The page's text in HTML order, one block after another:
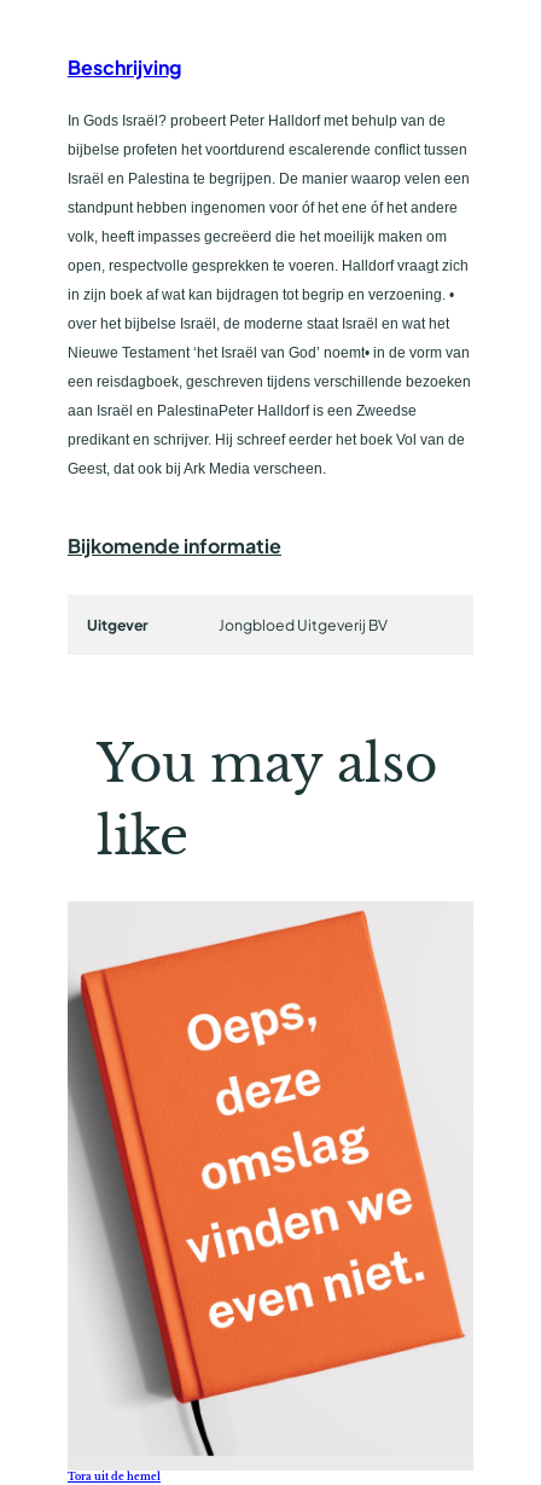
a
Beschrijving
In Gods Israël? probeert Peter Halldorf met behulp van de
bijbelse profeten het voortdurend escalerende conflict tussen
Israël en Palestina te begrijpen. De manier waarop velen een
standpunt hebben ingenomen voor óf het ene óf het andere
volk, heeft impasses gecreëerd die het moeilijk maken om
open, respectvolle gesprekken te voeren. Halldorf vraagt zich
in zijn boek af wat kan bijdragen tot begrip en verzoening. •
over het bijbelse Israël, de moderne staat Israël en wat het
Nieuwe Testament ‘het Israël van God’ noemt• in de vorm van
een reisdagboek, geschreven tijdens verschillende bezoeken
aan Israël en PalestinaPeter Halldorf is een Zweedse
predikant en schrijver. Hij schreef eerder het boek Vol van de
Geest, dat ook bij Ark Media verscheen.
Bijkomende informatie
Uitgever Jongbloed Uitgeverij BV
You may also
like
Tora uit de hemel